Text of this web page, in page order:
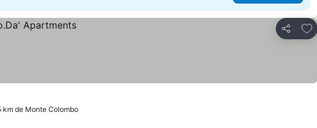
Partilhar
km de Monte Colombo